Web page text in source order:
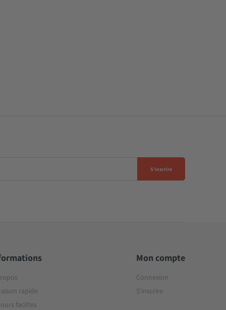
S'inscrire
rapide
faciltes
Mon compte
Connexion
S'inscrire